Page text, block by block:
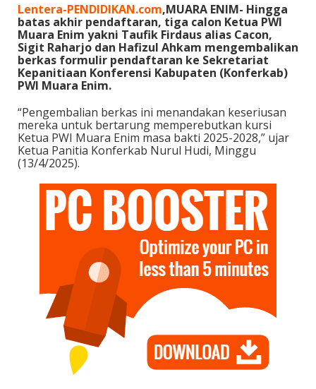
Lentera-PENDIDIKAN.com,MUARA ENIM- Hingga
batas akhir pendaftaran, tiga calon Ketua PWI
Muara Enim yakni Taufik Firdaus alias Cacon,
Sigit Raharjo dan Hafizul Ahkam mengembalikan
berkas formulir pendaftaran ke Sekretariat
Kepanitiaan Konferensi Kabupaten (Konferkab)
PWI Muara Enim.
“Pengembalian berkas ini menandakan keseriusan
mereka untuk bertarung memperebutkan kursi
Ketua PWI Muara Enim masa bakti 2025-2028,” ujar
Ketua Panitia Konferkab Nurul Hudi, Minggu
(13/4/2025).